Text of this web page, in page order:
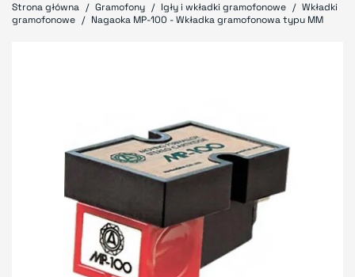
Strona główna Gramofony Igły i wkładki gramofonowe
Wkładki
gramofonowe
Nagaoka MP-100 - Wkładka gramofonowa typu MM